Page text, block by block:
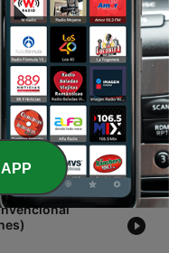
Aires)
- Capital